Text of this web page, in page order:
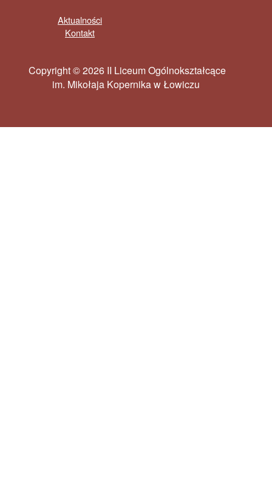
Aktualności
Kontakt
Copyright © 2026 II Liceum Ogólnokształcące
im. Mikołaja Kopernika w Łowiczu